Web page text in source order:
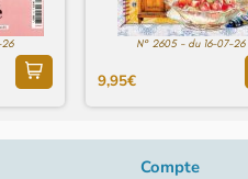
N° 2605 - du 16-07-26
9,95€
Compte